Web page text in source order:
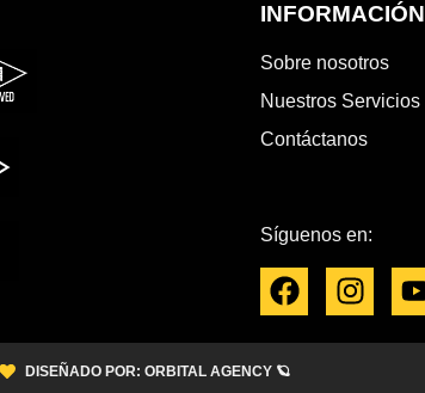
INFORMACIÓN
Sobre nosotros
Nuestros Servicios
Contáctanos
Síguenos en:
DISEÑADO POR: ORBITAL AGENCY 🪐